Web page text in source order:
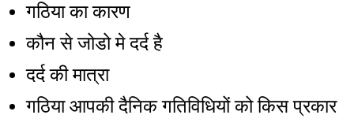
गठिया का कारण
कौन से जोडो मे दर्द है
दर्द की मात्रा
गठिया आपकी दैनिक गतिविधियों को किस प्रकार